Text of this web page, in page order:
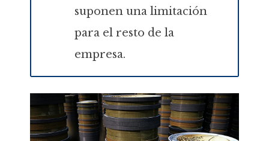
suponen una limitación
para el resto de la
empresa.